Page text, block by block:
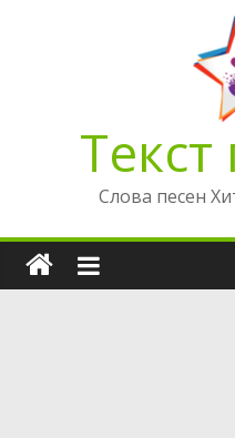
Текст
Слова песен